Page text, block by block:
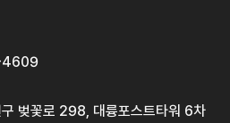
4609
벚꽃로 298, 대륭포스트타워 6차